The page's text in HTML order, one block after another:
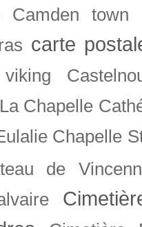
Camden town
carte
Chapelle
Chapelle
de